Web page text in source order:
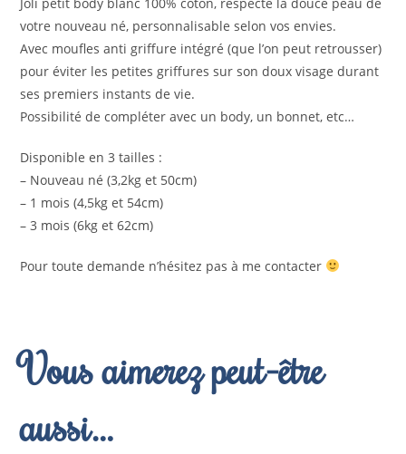
votre nouveau né, personnalisable selon vos envies.
Avec moufles anti griffure intégré (que l’on peut retrousser)
pour éviter les petites griffures sur son doux visage durant
ses premiers instants de vie.
Possibilité de compléter avec un body, un bonnet, etc…
Disponible en 3 tailles :
– Nouveau né (3,2kg et 50cm)
– 1 mois (4,5kg et 54cm)
– 3 mois (6kg et 62cm)
Pour toute demande n’hésitez pas à me contacter
Vous aimerez peut-être
aussi…